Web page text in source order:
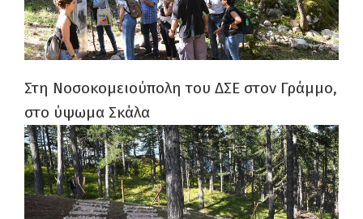
Στη Νοσοκομειούπολη του ΔΣΕ στον Γράμμο,
στο ύψωμα Σκάλα